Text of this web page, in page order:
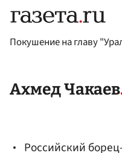
Покушение на главу
Ахмед Чакаев
Российский